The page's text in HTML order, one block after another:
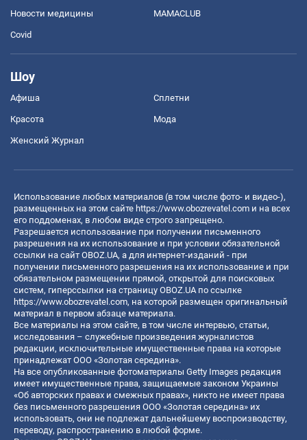
Новости медицины MAMACLUB
Covid
Шоу
Афиша Сплетни
Красота Мода
Женский Журнал
Использование любых материалов (в том числе фото- и видео-),
размещенных на этом сайте https://www.obozrevatel.com и на всех
его поддоменах, в любом виде строго запрещено.
Разрешается использование при получении письменного
разрешения на их использование и при условии обязательной
ссылки на сайт OBOZ.UA, а для интернет-изданий - при
получении письменного разрешения на их использование и при
обязательном размещении прямой, открытой для поисковых
систем, гиперссылки на страницу OBOZ.UA по ссылке
https://www.obozrevatel.com, на которой размещен оригинальный
материал в первом абзаце материала.
Все материалы на этом сайте, в том числе интервью, статьи,
исследования – служебные произведения журналистов
редакции, исключительные имущественные права на которые
принадлежат ООО «Золотая середина».
На все опубликованные фотоматериалы Getty Images редакция
имеет имущественные права, защищаемые законом Украины
«Об авторских правах и смежных правах», никто не имеет права
без письменного разрешения ООО «Золотая середина» их
использовать, они не подлежат дальнейшему воспроизводству,
переводу, распространению в любой форме.